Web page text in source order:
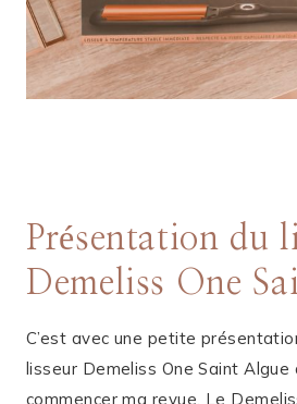
Présentation du
Demeliss One
C’est avec une petite
lisseur Demeliss One Saint Algue
commencer ma revue. Le